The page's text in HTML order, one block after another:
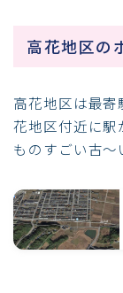
高花地区の
高花地区は最
花地区付近に駅
ものすごい古～